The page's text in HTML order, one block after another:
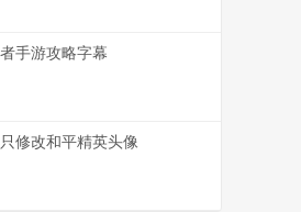
手游攻略字幕
修改和平精英头像